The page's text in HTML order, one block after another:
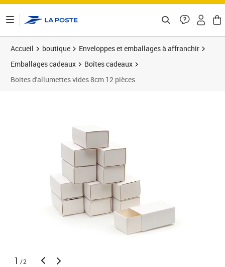
Accueil boutique
Enveloppes et emballages à affranchir
Emballages cadeaux
Boîtes cadeaux
Boites d'allumettes vides 8cm 12 pièces
1 /2